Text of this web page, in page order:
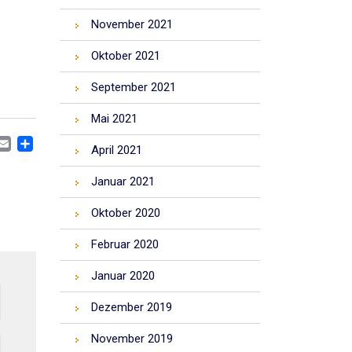
EMAILTEILEN
November 2021
Oktober 2021
September 2021
Mai 2021
April 2021
Januar 2021
Oktober 2020
Februar 2020
Januar 2020
Dezember 2019
November 2019